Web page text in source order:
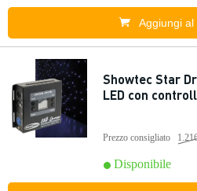
Aggiungi al
Showtec Star
LED con
Prezzo consigliato
Disponibile